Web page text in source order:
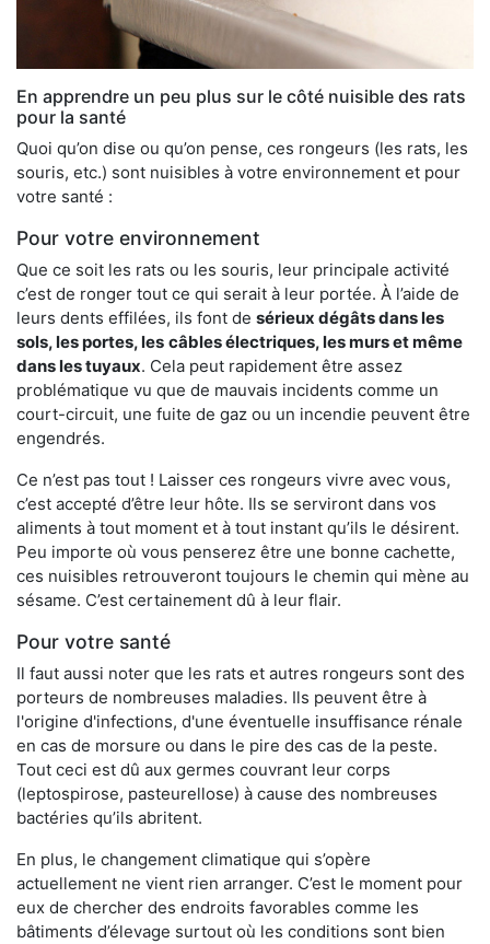
En apprendre un peu plus sur le côté nuisible des rats
pour la santé
Quoi qu’on dise ou qu’on pense, ces rongeurs (les rats, les
souris, etc.) sont nuisibles à votre environnement et pour
votre santé :
Pour votre environnement
Que ce soit les rats ou les souris, leur principale activité
c’est de ronger tout ce qui serait à leur portée. À l’aide de
leurs dents effilées, ils font de sérieux dégâts dans les
sols, les portes, les câbles électriques, les murs et même
dans les tuyaux. Cela peut rapidement être assez
problématique vu que de mauvais incidents comme un
court-circuit, une fuite de gaz ou un incendie peuvent être
engendrés.
Ce n’est pas tout ! Laisser ces rongeurs vivre avec vous,
c’est accepté d’être leur hôte. Ils se serviront dans vos
aliments à tout moment et à tout instant qu’ils le désirent.
Peu importe où vous penserez être une bonne cachette,
ces nuisibles retrouveront toujours le chemin qui mène au
sésame. C’est certainement dû à leur flair.
Pour votre santé
Il faut aussi noter que les rats et autres rongeurs sont des
porteurs de nombreuses maladies. Ils peuvent être à
l'origine d'infections, d'une éventuelle insuffisance rénale
en cas de morsure ou dans le pire des cas de la peste.
Tout ceci est dû aux germes couvrant leur corps
(leptospirose, pasteurellose) à cause des nombreuses
bactéries qu’ils abritent.
En plus, le changement climatique qui s’opère
actuellement ne vient rien arranger. C’est le moment pour
eux de chercher des endroits favorables comme les
bâtiments d’élevage surtout où les conditions sont bien